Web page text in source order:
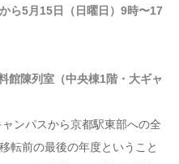
ら5月15日（日曜日）9時〜17
館陳列室（中央棟1階・大ギャ
ンパスから京都駅東部への全
転前の最後の年度ということ